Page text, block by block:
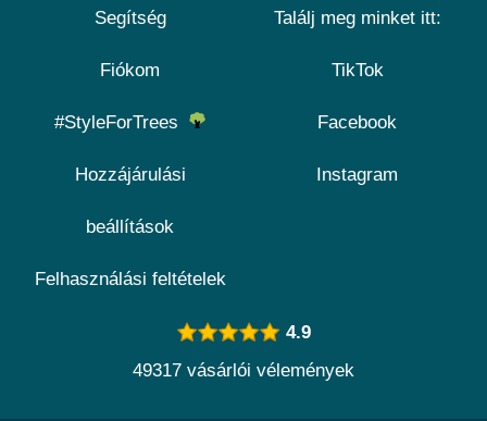
Segítség
Fiókom
#StyleForTrees
Hozzájárulási
beállítások
Felhasználási feltételek
Találj meg minket itt:
TikTok
Facebook
Instagram
4.9
49317 vásárlói vélemények